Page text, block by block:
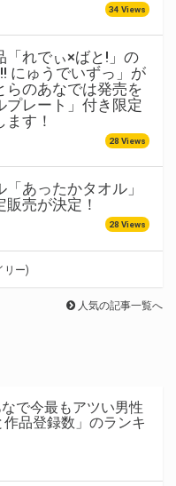
34 Views
「れでぃ×ばと!」の
にゅうでいずっ」が
らのあなでは発売を
プレート」付き限定
す！
28 Views
あったかタオル」
売が決定！
28 Views
リー)
人気の記事一覧へ
で今最もアツい男性
品登録数」のランキ